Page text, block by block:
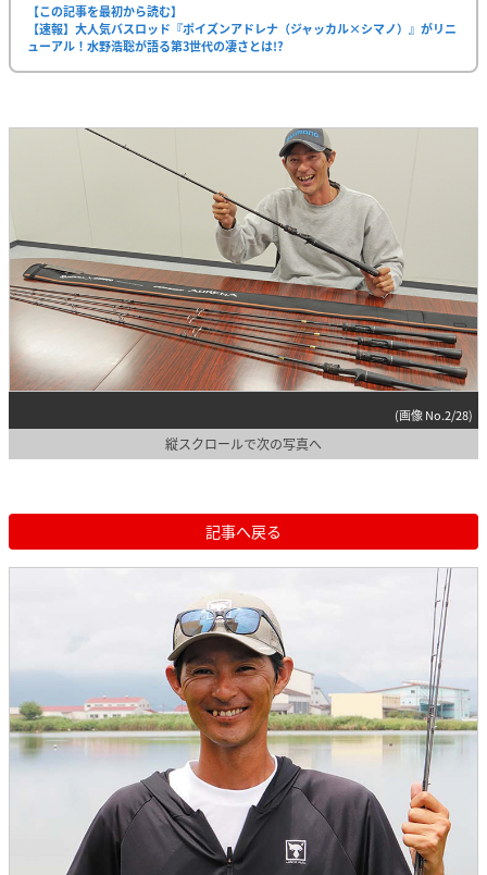
【この記事を最初から読む】
【速報】大人気バスロッド『ポイズンアドレナ（ジャッカル×シマノ）』がリニ
ューアル！水野浩聡が語る第3世代の凄さとは!?
(画像 No.2/28)
縦スクロールで次の写真へ
記事へ戻る